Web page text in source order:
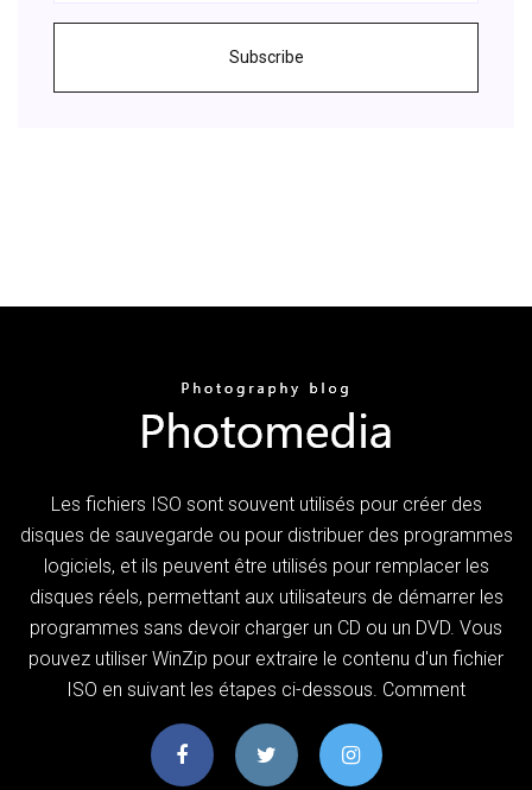
Subscribe
Les fichiers ISO sont souvent utilisés pour créer des
disques de sauvegarde ou pour distribuer des programmes
logiciels, et ils peuvent être utilisés pour remplacer les
disques réels, permettant aux utilisateurs de démarrer les
programmes sans devoir charger un CD ou un DVD. Vous
pouvez utiliser WinZip pour extraire le contenu d'un fichier
ISO en suivant les étapes ci-dessous. Comment